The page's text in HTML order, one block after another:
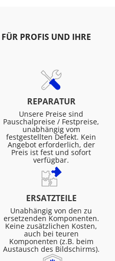
FÜR PROFIS UND IHRE
REPARATUR
Unsere Preise sind
Pauschalpreise / Festpreise,
unabhängig vom
festgestellten Defekt. Kein
Angebot erforderlich, der
Preis ist fest und sofort
verfügbar.
ERSATZTEILE
Unabhängig von den zu
ersetzenden Komponenten.
Keine zusätzlichen Kosten,
auch bei teuren
Komponenten (z.B. beim
Austausch des Bildschirms).